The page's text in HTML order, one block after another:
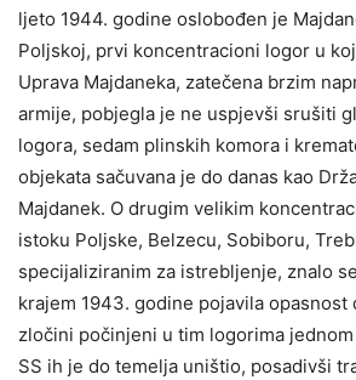
ljeto 1944. godine oslobođen je
Poljskoj, prvi koncentracioni logor u
Uprava Majdaneka, zatečena brzim
armije, pobjegla je ne uspjevši srušiti
logora, sedam plinskih komora i
objekata sačuvana je do danas kao
Majdanek. O drugim velikim
istoku Poljske, Belzecu, Sobiboru,
specijaliziranim za istrebljenje, znalo
krajem 1943. godine pojavila opasnost
zločini počinjeni u tim logorima
SS ih je do temelja uništio, posadivši